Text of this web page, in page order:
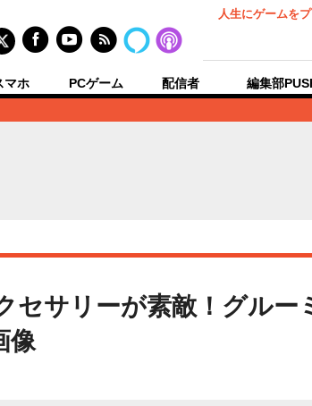
人生にゲームを
マホ PCゲーム 配信者 編集部
セサリーが素敵！グルー
像